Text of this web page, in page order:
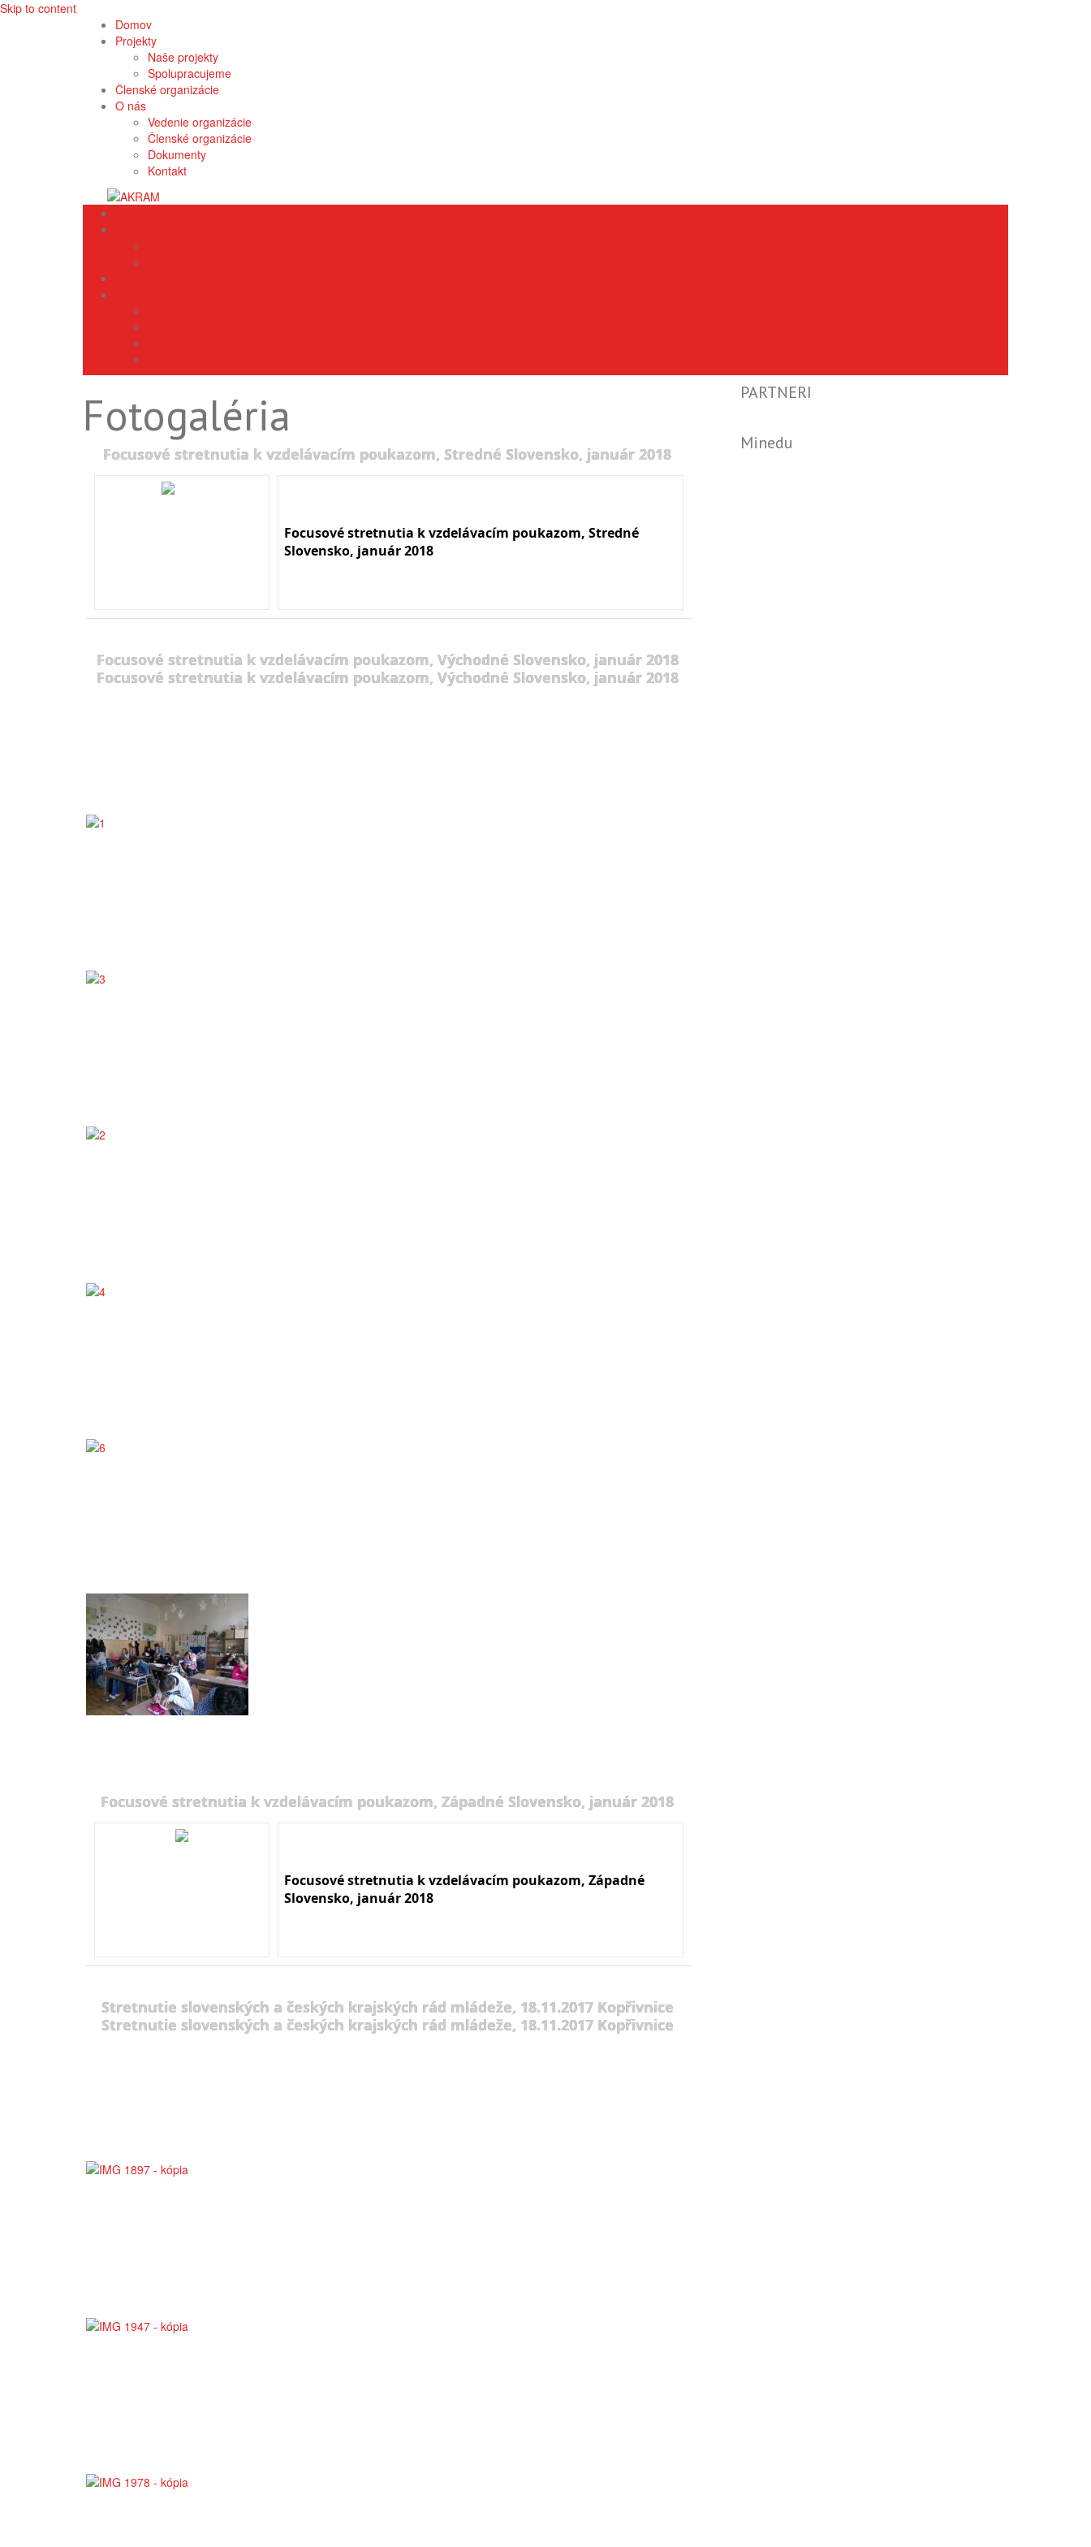
Skip to content
Domov
Projekty
Naše projekty
Spolupracujeme
Členské organizácie
O nás
Vedenie organizácie
Členské organizácie
Dokumenty
Kontakt
Fotogaléria
Focusové stretnutia k vzdelávacím poukazom, Stredné Slovensko, január 2018
Focusové stretnutia k vzdelávacím poukazom, Stredné
Slovensko, január 2018
Focusové stretnutia k vzdelávacím poukazom, Východné Slovensko, január 2018
Focusové stretnutia k vzdelávacím poukazom, Východné Slovensko, január 2018
Focusové stretnutia k vzdelávacím poukazom, Západné Slovensko, január 2018
Focusové stretnutia k vzdelávacím poukazom, Západné
Slovensko, január 2018
Stretnutie slovenských a českých krajských rád mládeže, 18.11.2017 Kopřivnice
Stretnutie slovenských a českých krajských rád mládeže, 18.11.2017 Kopřivnice
PARTNERI
Minedu